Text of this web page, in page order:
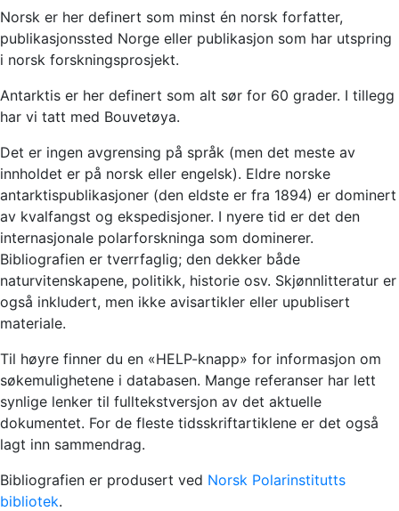
Norsk er her definert som minst én norsk forfatter,
publikasjonssted Norge eller publikasjon som har utspring
i norsk forskningsprosjekt.
Antarktis er her definert som alt sør for 60 grader. I tillegg
har vi tatt med Bouvetøya.
Det er ingen avgrensing på språk (men det meste av
innholdet er på norsk eller engelsk). Eldre norske
antarktispublikasjoner (den eldste er fra 1894) er dominert
av kvalfangst og ekspedisjoner. I nyere tid er det den
internasjonale polarforskninga som dominerer.
Bibliografien er tverrfaglig; den dekker både
naturvitenskapene, politikk, historie osv. Skjønnlitteratur er
også inkludert, men ikke avisartikler eller upublisert
materiale.
Til høyre finner du en «HELP-knapp» for informasjon om
søkemulighetene i databasen. Mange referanser har lett
synlige lenker til fulltekstversjon av det aktuelle
dokumentet. For de fleste tidsskriftartiklene er det også
lagt inn sammendrag.
Bibliografien er produsert ved Norsk Polarinstitutts
bibliotek.